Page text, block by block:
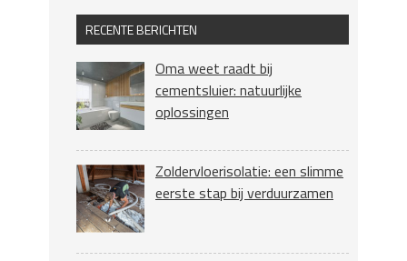
RECENTE BERICHTEN
Oma weet raadt bij
cementsluier: natuurlijke
oplossingen
Zoldervloerisolatie: een slimme
eerste stap bij verduurzamen